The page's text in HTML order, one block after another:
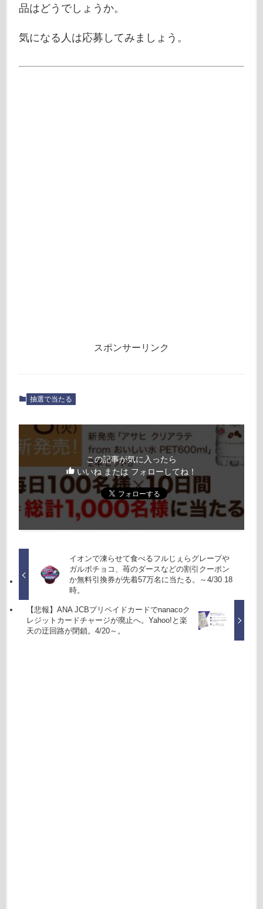
品はどうでしょうか。
気になる人は応募してみましょう。
スポンサーリンク
抽選で当たる
この記事が気に入ったら
いいね または フォローしてね！
イオンで凍らせて食べるフルじぇらグレープや
ガルボチョコ、苺のダースなどの割引クーポン
か無料引換券が先着57万名に当たる。～4/30 18
時。
【悲報】ANA JCBプリペイドカードでnanacoク
レジットカードチャージが廃止へ。Yahoo!と楽
天の迂回路が閉鎖。4/20～。